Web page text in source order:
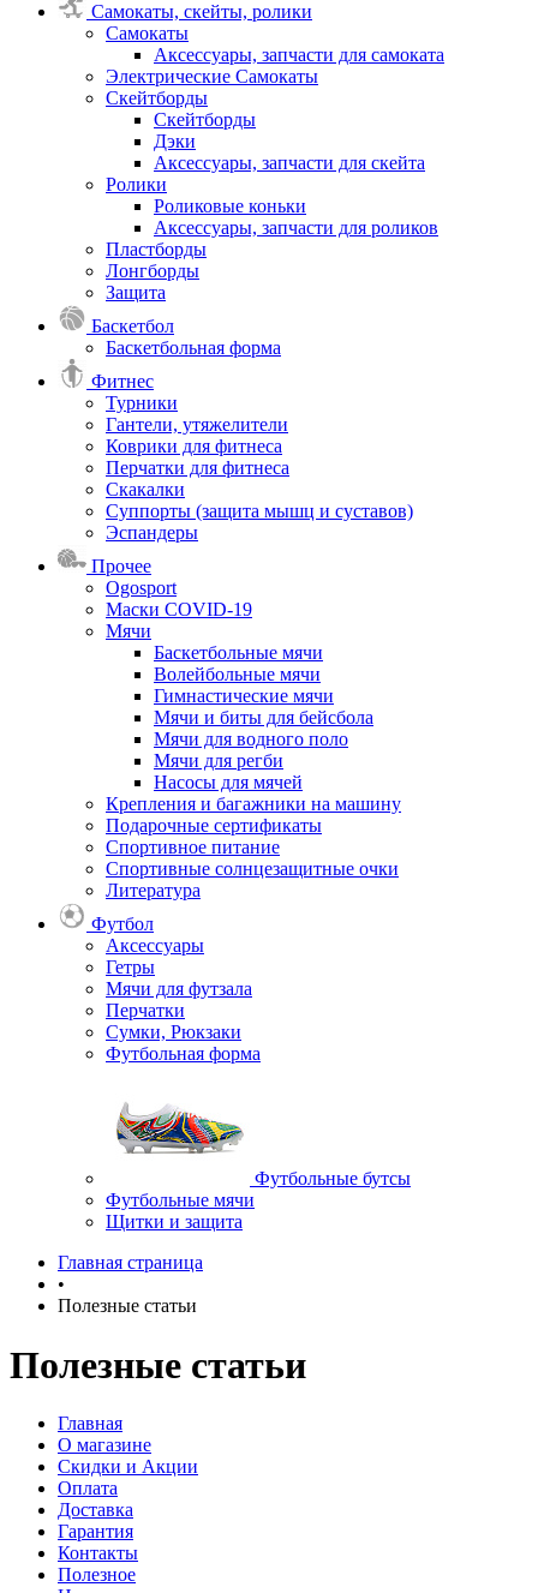
Самокаты, скейты, ролики
Самокаты
Аксессуары, запчасти для самоката
Электрические Самокаты
Скейтборды
Скейтборды
Дэки
Аксессуары, запчасти для скейта
Ролики
Роликовые коньки
Аксессуары, запчасти для роликов
Пластборды
Лонгборды
Защита
Баскетбол
Баскетбольная форма
Фитнес
Турники
Гантели, утяжелители
Коврики для фитнеса
Перчатки для фитнеса
Скакалки
Суппорты (защита мышц и суставов)
Эспандеры
Прочее
Ogosport
Маски COVID-19
Мячи
Баскетбольные мячи
Волейбольные мячи
Гимнастические мячи
Мячи и биты для бейсбола
Мячи для водного поло
Мячи для регби
Насосы для мячей
Крепления и багажники на машину
Подарочные сертификаты
Спортивное питание
Спортивные солнцезащитные очки
Литература
Футбол
Аксессуары
Гетры
Мячи для футзала
Перчатки
Сумки, Рюкзаки
Футбольная форма
Футбольные бутсы
Футбольные мячи
Щитки и защита
Главная страница
•
Полезные статьи
Полезные статьи
Главная
О магазине
Скидки и Акции
Оплата
Доставка
Гарантия
Контакты
Полезное